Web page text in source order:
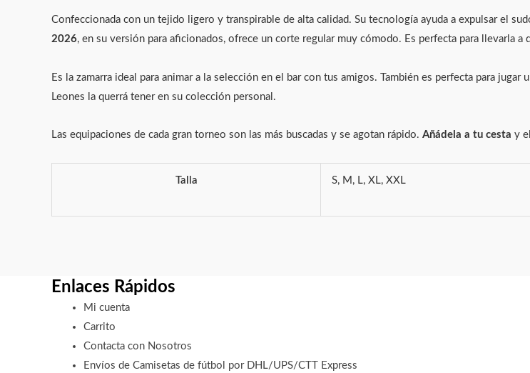
Confeccionada con un tejido ligero y transpirable de alta calidad. Su tecnología ayuda a expulsar el
2026, en su versión para aficionados, ofrece un corte regular muy cómodo. Es perfecta para llevarla
Es la zamarra ideal para animar a la selección en el bar con tus amigos. También es perfecta para
Leones la querrá tener en su colección personal.
Las equipaciones de cada gran torneo son las más buscadas y se agotan rápido. Añádela a tu cesta y
Talla S, M, L, XL, XXL
Enlaces Rápidos
Mi cuenta
Carrito
Contacta con Nosotros
Envíos de Camisetas de fútbol por DHL/UPS/CTT Express